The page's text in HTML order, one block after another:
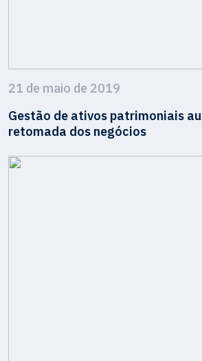
21 de maio de 2019
Gestão de ativos patrimoniais
retomada dos negócios